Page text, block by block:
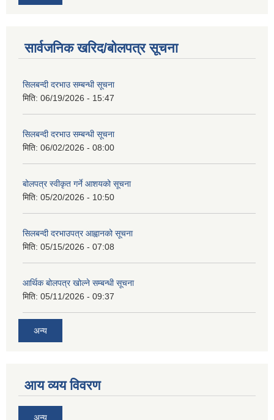
सार्वजनिक खरिद/बोलपत्र सूचना
सिलबन्दी दरभाउ सम्बन्धी सूचना
मिति: 06/19/2026 - 15:47
सिलबन्दी दरभाउ सम्बन्धी सूचना
मिति: 06/02/2026 - 08:00
बोलपत्र स्वीकृत गर्ने आशयको सूचना
मिति: 05/20/2026 - 10:50
सिलबन्दी दरभाउपत्र आह्वानको सूचना
मिति: 05/15/2026 - 07:08
आर्थिक बोलपत्र खोल्ने सम्बन्धी सूचना
मिति: 05/11/2026 - 09:37
अन्य
आय व्यय विवरण
अन्य